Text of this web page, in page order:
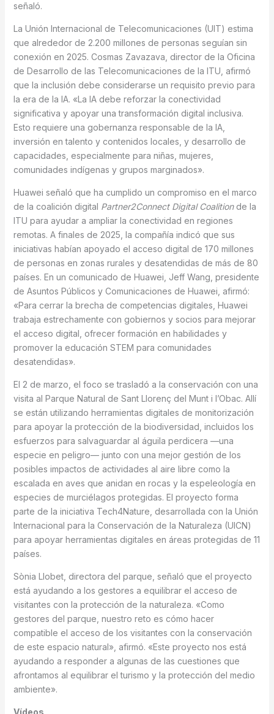
señaló.
La Unión Internacional de Telecomunicaciones (UIT) estima
que alrededor de 2.200 millones de personas seguían sin
conexión en 2025. Cosmas Zavazava, director de la Oficina
de Desarrollo de las Telecomunicaciones de la ITU, afirmó
que la inclusión debe considerarse un requisito previo para
la era de la IA. «La IA debe reforzar la conectividad
significativa y apoyar una transformación digital inclusiva.
Esto requiere una gobernanza responsable de la IA,
inversión en talento y contenidos locales, y desarrollo de
capacidades, especialmente para niñas, mujeres,
comunidades indígenas y grupos marginados».
Huawei señaló que ha cumplido un compromiso en el marco
de la coalición digital Partner2Connect Digital Coalitionde la
ITU para ayudar a ampliar la conectividad en regiones
remotas. A finales de 2025, la compañía indicó que sus
iniciativas habían apoyado el acceso digital de 170 millones
de personas en zonas rurales y desatendidas de más de 80
países. En un comunicado de Huawei, Jeff Wang, presidente
de Asuntos Públicos y Comunicaciones de Huawei, afirmó:
«Para cerrar la brecha de competencias digitales, Huawei
trabaja estrechamente con gobiernos y socios para mejorar
el acceso digital, ofrecer formación en habilidades y
promover la educación STEM para comunidades
desatendidas».
El 2 de marzo, el foco se trasladó a la conservación con una
visita al Parque Natural de Sant Llorenç del Munt i l’Obac. Allí
se están utilizando herramientas digitales de monitorización
para apoyar la protección de la biodiversidad, incluidos los
esfuerzos para salvaguardar al águila perdicera —una
especie en peligro— junto con una mejor gestión de los
posibles impactos de actividades al aire libre como la
escalada en aves que anidan en rocas y la espeleología en
especies de murciélagos protegidas. El proyecto forma
parte de la iniciativa Tech4Nature, desarrollada con la Unión
Internacional para la Conservación de la Naturaleza (UICN)
para apoyar herramientas digitales en áreas protegidas de 11
países.
Sònia Llobet, directora del parque, señaló que el proyecto
está ayudando a los gestores a equilibrar el acceso de
visitantes con la protección de la naturaleza. «Como
gestores del parque, nuestro reto es cómo hacer
compatible el acceso de los visitantes con la conservación
de este espacio natural», afirmó. «Este proyecto nos está
ayudando a responder a algunas de las cuestiones que
afrontamos al equilibrar el turismo y la protección del medio
ambiente».